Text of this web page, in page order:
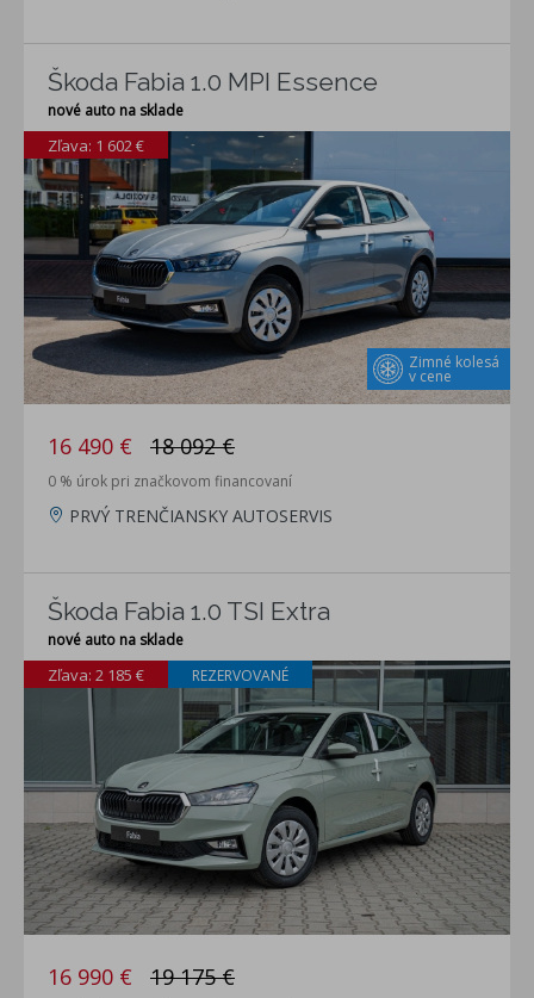
Škoda Fabia 1.0 MPI Essence
nové auto na sklade
Zimné kolesá
v cene
Zľava: 1 602 €
16 490 € 18 092 €
0 % úrok pri značkovom financovaní
PRVÝ TRENČIANSKY AUTOSERVIS
Škoda Fabia 1.0 TSI Extra
nové auto na sklade
Zľava: 2 185 € REZERVOVANÉ
16 990 € 19 175 €